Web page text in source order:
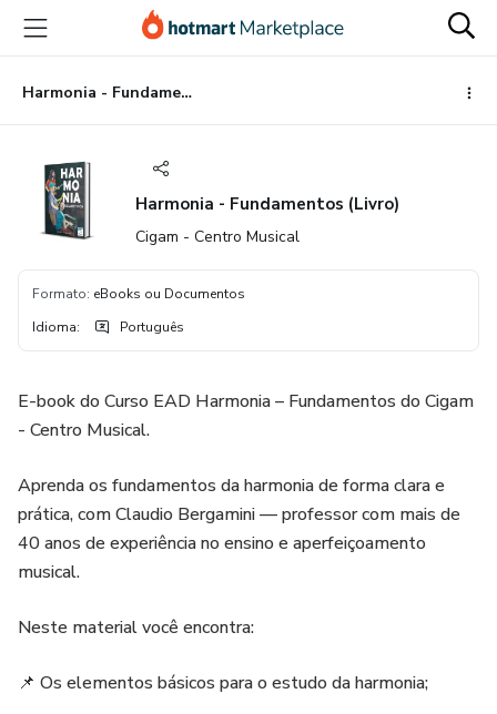
para
conteúdo
principal
para
pagamento
para
rodapé
Harmonia - Fundamentos (Livro)
Harmonia - Fundamentos (Livro)
Cigam - Centro Musical
Formato: eBooks ou Documentos
Idioma: Português
E-book do Curso EAD Harmonia – Fundamentos do Cigam
- Centro Musical.
Aprenda os fundamentos da harmonia de forma clara e
prática, com Claudio Bergamini — professor com mais de
40 anos de experiência no ensino e aperfeiçoamento
musical.
Neste material você encontra:
📌 Os elementos básicos para o estudo da harmonia;